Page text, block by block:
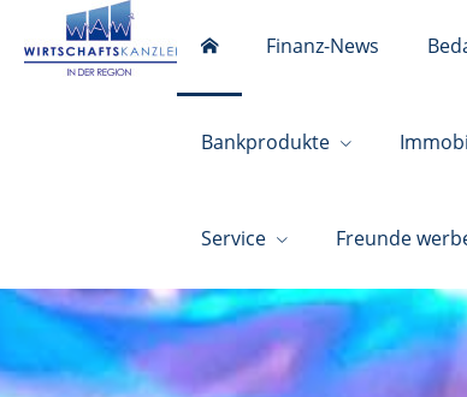
Finanz-News
Bankprodukte
Service Freunde